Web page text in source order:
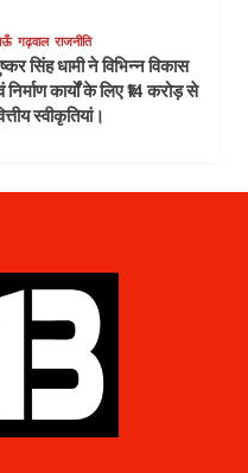
गढ़वाल राजनीति
सिंह धामी ने विभिन्न विकास
कार्यों के लिए ₹14 करोड़ से
स्वीकृतियां।